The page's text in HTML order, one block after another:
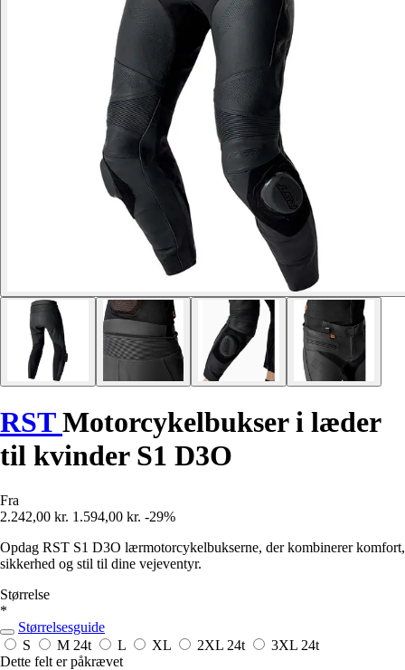
RSTMotorcykelbukser i læder
til kvinder S1 D3O
Fra
2.242,00 kr. 1.594,00 kr. -29%
Opdag RST S1 D3O lærmotorcykelbukserne, der kombinerer komfort,
sikkerhed og stil til dine vejeventyr.
Størrelse
*
Størrelsesguide
S
M 24t L XL 2XL 24t 3XL 24t
Dette felt er påkrævet